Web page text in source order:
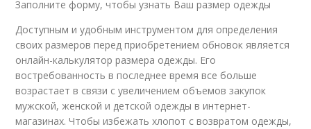
Заполните форму, чтобы узнать Ваш размер одежды
Доступным и удобным инструментом для определения
своих размеров перед приобретением обновок является
онлайн-калькулятор размера одежды. Его
востребованность в последнее время все больше
возрастает в связи с увеличением объемов закупок
мужской, женской и детской одежды в интернет-
магазинах. Чтобы избежать хлопот с возвратом одежды,